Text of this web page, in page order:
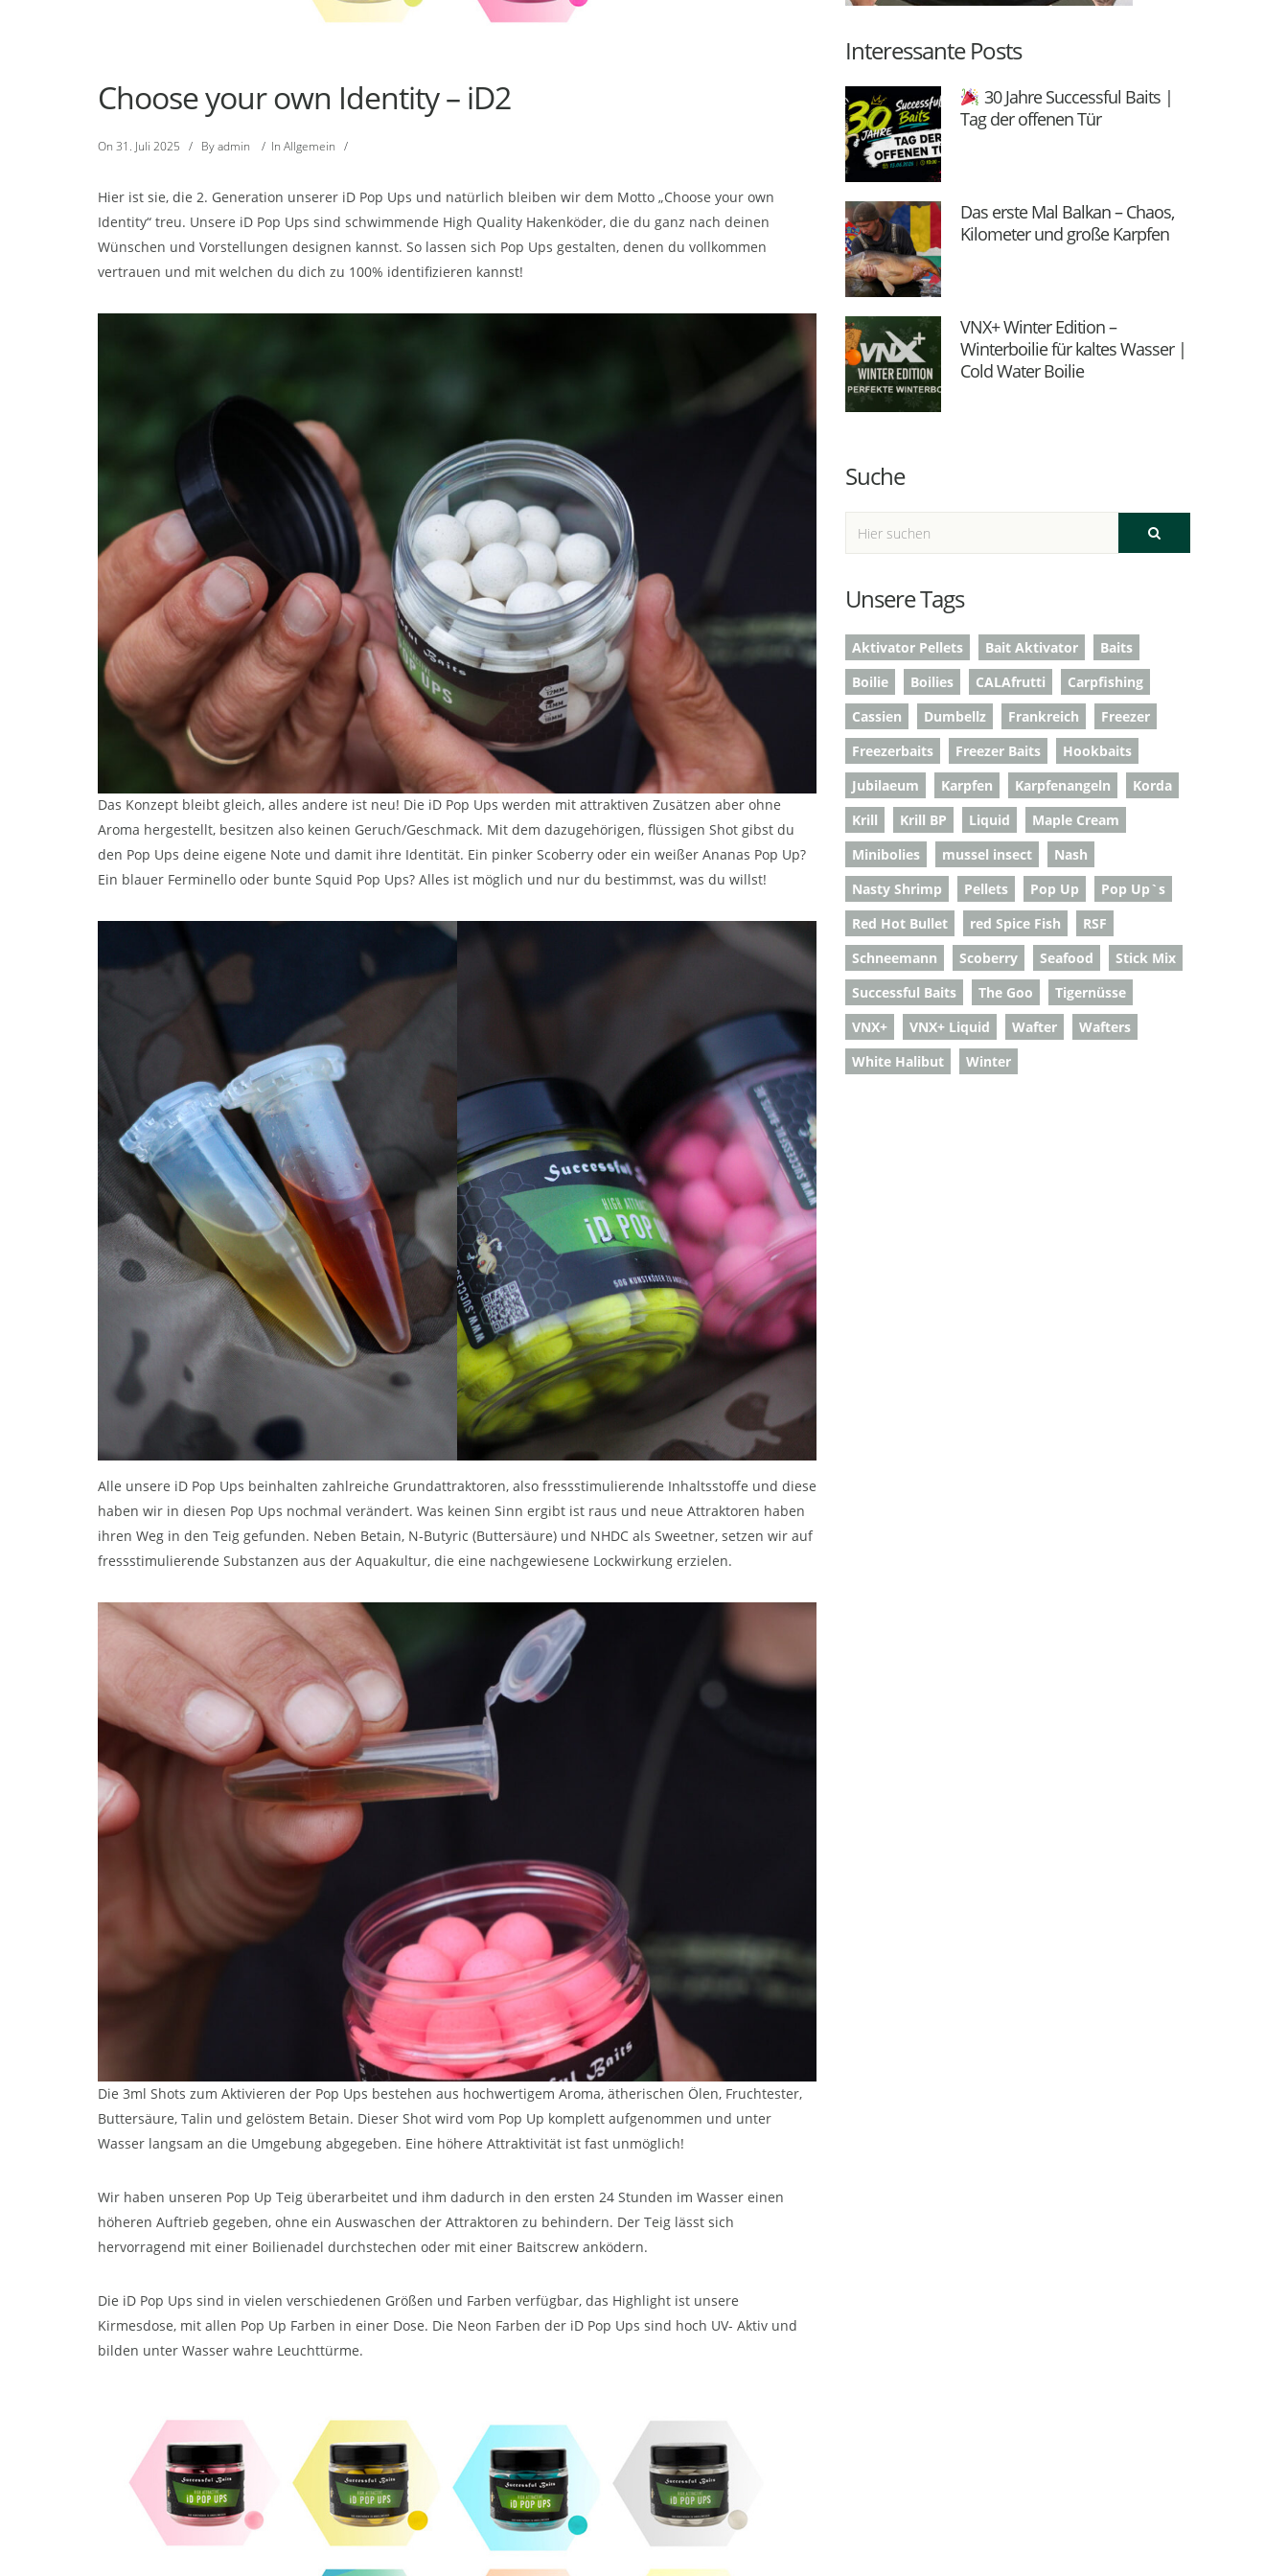
Choose your own Identity – iD2
On 31. Juli 2025 / Byadmin / In Allgemein /
Hier ist sie, die 2. Generation unserer iD Pop Ups und natürlich bleiben wir dem Motto „Choose your own
Identity“ treu. Unsere iD Pop Ups sind schwimmende High Quality Hakenköder, die du ganz nach deinen
Wünschen und Vorstellungen designen kannst. So lassen sich Pop Ups gestalten, denen du vollkommen
vertrauen und mit welchen du dich zu 100% identifizieren kannst!
Das Konzept bleibt gleich, alles andere ist neu! Die iD Pop Ups werden mit attraktiven Zusätzen aber ohne
Aroma hergestellt, besitzen also keinen Geruch/Geschmack. Mit dem dazugehörigen, flüssigen Shot gibst du
den Pop Ups deine eigene Note und damit ihre Identität. Ein pinker Scoberry oder ein weißer Ananas Pop Up?
Ein blauer Ferminello oder bunte Squid Pop Ups? Alles ist möglich und nur du bestimmst, was du willst!
Alle unsere iD Pop Ups beinhalten zahlreiche Grundattraktoren, also fressstimulierende Inhaltsstoffe und diese
haben wir in diesen Pop Ups nochmal verändert. Was keinen Sinn ergibt ist raus und neue Attraktoren haben
ihren Weg in den Teig gefunden. Neben Betain, N-Butyric (Buttersäure) und NHDC als Sweetner, setzen wir auf
fressstimulierende Substanzen aus der Aquakultur, die eine nachgewiesene Lockwirkung erzielen.
Die 3ml Shots zum Aktivieren der Pop Ups bestehen aus hochwertigem Aroma, ätherischen Ölen, Fruchtester,
Buttersäure, Talin und gelöstem Betain. Dieser Shot wird vom Pop Up komplett aufgenommen und unter
Wasser langsam an die Umgebung abgegeben. Eine höhere Attraktivität ist fast unmöglich!
Wir haben unseren Pop Up Teig überarbeitet und ihm dadurch in den ersten 24 Stunden im Wasser einen
höheren Auftrieb gegeben, ohne ein Auswaschen der Attraktoren zu behindern. Der Teig lässt sich
hervorragend mit einer Boilienadel durchstechen oder mit einer Baitscrew anködern.
Die iD Pop Ups sind in vielen verschiedenen Größen und Farben verfügbar, das Highlight ist unsere
Kirmesdose, mit allen Pop Up Farben in einer Dose. Die Neon Farben der iD Pop Ups sind hoch UV- Aktiv und
bilden unter Wasser wahre Leuchttürme.
Interessante Posts
30 Jahre Successful Baits |
Tag der offenen Tür
Das erste Mal Balkan – Chaos,
Kilometer und große Karpfen
VNX+ Winter Edition –
Winterboilie für kaltes Wasser |
Cold Water Boilie
Suche
Unsere Tags
Aktivator Pellets Bait Aktivator
Baits
Boilie
Boilies CALAfrutti
Carpfishing
Cassien
Dumbellz Frankreich
Freezer
Freezerbaits
Freezer Baits
Hookbaits
Jubilaeum
Karpfen Karpfenangeln
Korda
Krill
Krill BP Liquid
Maple Cream
Minibolies
mussel insect
Nash
Nasty Shrimp
Pellets Pop Up
Pop Up`s
Red Hot Bullet
red Spice Fish
RSF
Schneemann
Scoberry Seafood
Stick Mix
Successful Baits
The Goo
Tigernüsse
VNX+
VNX+ Liquid Wafter
Wafters
White Halibut
Winter